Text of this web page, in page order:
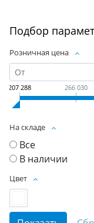
Подбор
Розничная цена
207 288 266 030
На складе
Все
В наличии
Цвет